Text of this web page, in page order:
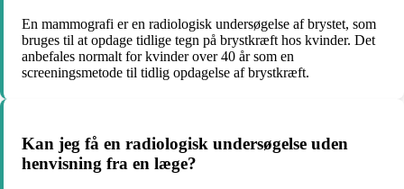
En mammografi er en radiologisk undersøgelse af brystet, som
bruges til at opdage tidlige tegn på brystkræft hos kvinder. Det
anbefales normalt for kvinder over 40 år som en
screeningsmetode til tidlig opdagelse af brystkræft.
Kan jeg få en radiologisk undersøgelse uden
henvisning fra en læge?